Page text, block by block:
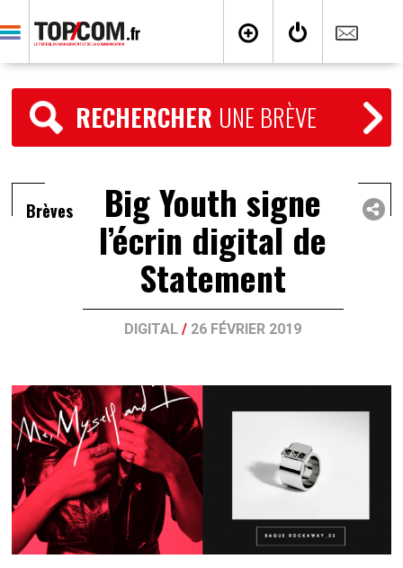
RECHERCHER UNE BRÈVE
Brèves Big Youth signe
l’écrin digital de
Statement
DIGITAL / 26 FÉVRIER 2019